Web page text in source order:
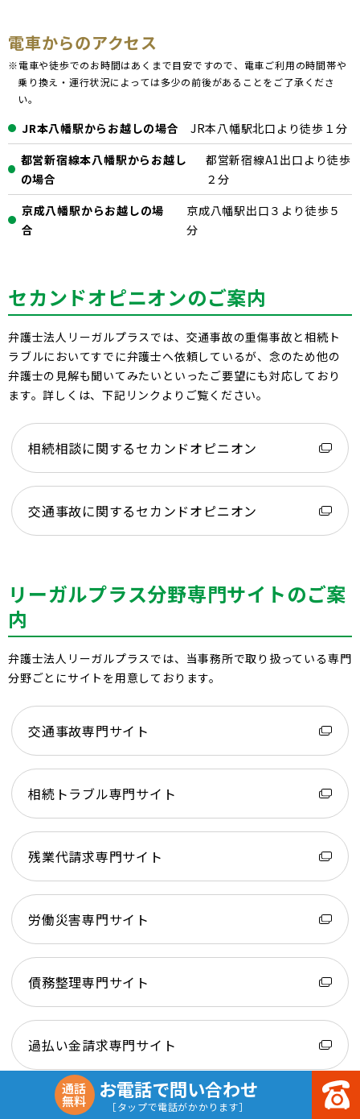
電車からのアクセス
※電車や徒歩でのお時間はあくまで目安ですので、電車ご利用の時間帯や
乗り換え・運行状況によっては多少の前後があることをご了承くださ
い。
JR本八幡駅からお越しの場合
JR本八幡駅北口より徒歩１分
都営新宿線本八幡駅からお越し
の場合
都営新宿線A1出口より徒歩
２分
京成八幡駅からお越しの場
合
京成八幡駅出口３より徒歩５
分
セカンドオピニオンのご案内
弁護士法人リーガルプラスでは、交通事故の重傷事故と相続ト
ラブルにおいてすでに弁護士へ依頼しているが、念のため他の
弁護士の見解も聞いてみたいといったご要望にも対応しており
ます。詳しくは、下記リンクよりご覧ください。
相続相談に関するセカンドオピニオン
交通事故に関するセカンドオピニオン
リーガルプラス分野専門サイトのご案
内
弁護士法人リーガルプラスでは、当事務所で取り扱っている専門
分野ごとにサイトを用意しております。
交通事故専門サイト
相続トラブル専門サイト
残業代請求専門サイト
労働災害専門サイト
債務整理専門サイト
過払い金請求専門サイト
不貞慰謝料専門サイト
通話
無料 お電話で問い合わせ
［タップで電話がかかります］